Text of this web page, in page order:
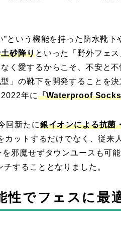
という機能を持った防水靴
砂降りといった「野外フェ
く愛するからこそ、不安と
」の靴下を開発することを
年に「Waterproof
回新たに銀イオンによる抗菌
ットするだけでなく、従来
邪魔せずタウンユースも可
することとなりました。
性でフェスに最